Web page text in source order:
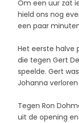
Om een uur zat
hield ons nog
een paar
Het eerste halve
die tegen Gert
speelde. Gert
Johanna
Tegen Ron
uit de opening